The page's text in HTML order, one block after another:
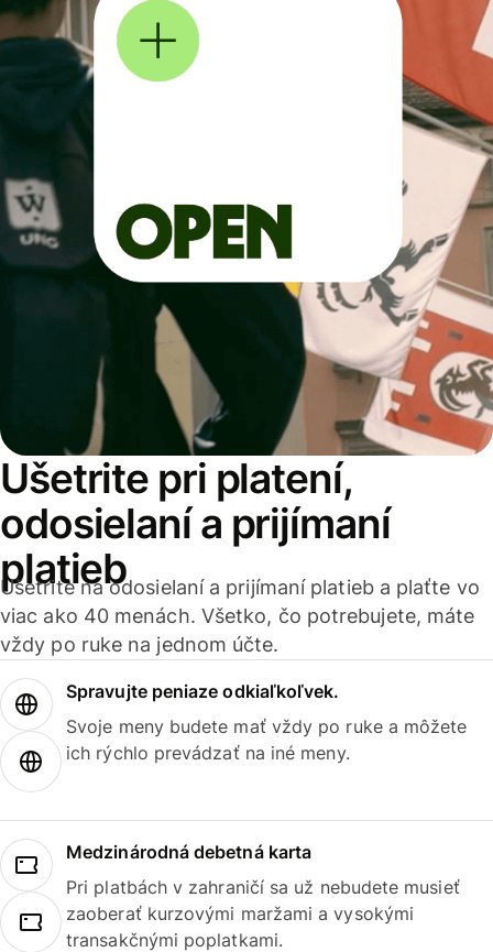
Ušetrite pri platení,
odosielaní a prijímaní
platieb
Ušetrite na odosielaní a prijímaní platieb a plaťte vo
viac ako 40 menách. Všetko, čo potrebujete, máte
vždy po ruke na jednom účte.
Spravujte peniaze odkiaľkoľvek.
Svoje meny budete mať vždy po ruke a môžete
ich rýchlo prevádzať na iné meny.
Medzinárodná debetná karta
Pri platbách v zahraničí sa už nebudete musieť
zaoberať kurzovými maržami a vysokými
transakčnými poplatkami.